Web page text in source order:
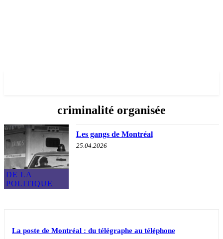
criminalité organisée
DE LA
POLITIQUE
Les gangs de Montréal
25.04.2026
La poste de Montréal : du télégraphe au téléphone